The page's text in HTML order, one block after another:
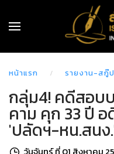
หน้าแรก รายงาน-สกู๊ป
กลุ่ม4! คดีสอบ
คาม คุก 33 ปี
'ปลัดฯ-หน.สนง
วันจันทร์ ที่ 01 สิงหาคม